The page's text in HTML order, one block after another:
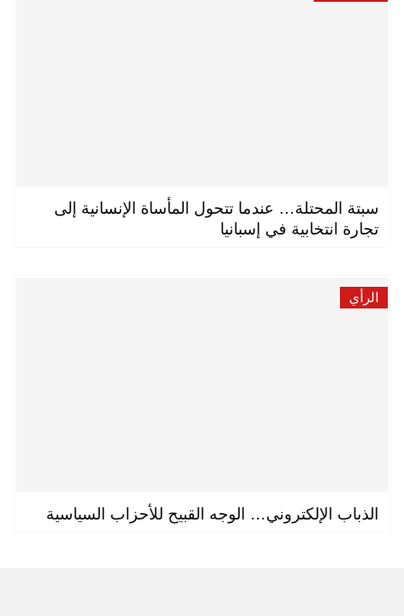
سبتة المحتلة… عندما تتحول المأساة الإنسانية إلى
تجارة انتخابية في إسبانيا
الرأي
الذباب الإلكتروني… الوجه القبيح للأحزاب السياسية